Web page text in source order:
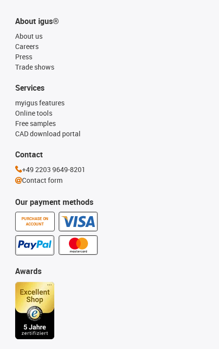
About igus®
About us
Careers
Press
Trade shows
Our payment methods
PURCHASE ON
ACCOUNT
Services
myigus features
Online tools
Free samples
CAD download portal
Awards
Contact
+49 2203 9649-8201
Contact form